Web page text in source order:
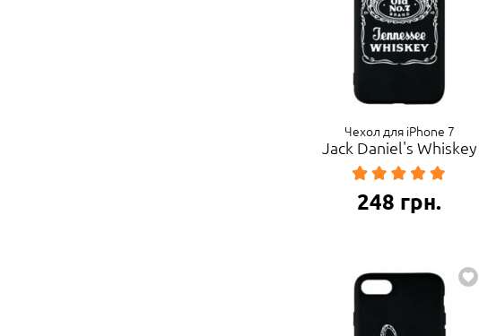
Чехол для iPhone 7
Jack Daniel's Whiskey
248 грн.